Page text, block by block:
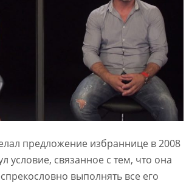
предложение избраннице в 2008
условие, связанное с тем, что она
выполнять все его